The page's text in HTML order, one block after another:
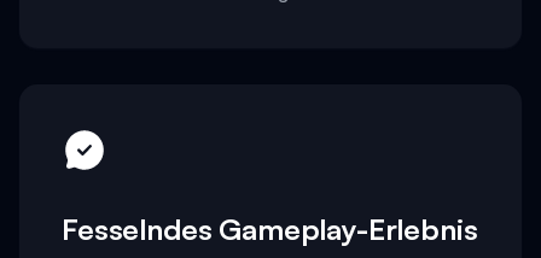
Fesselndes Gameplay-Erlebnis